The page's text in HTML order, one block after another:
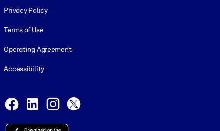
Privacy Policy
Terms of Use
Operating Agreement
Accessibility
Facebook
LinkedInInstagram